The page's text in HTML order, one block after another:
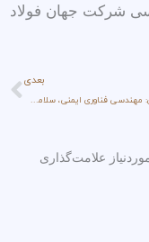
شرکت جهان فولاد
بعدی
رشته دانشگاهی: مهندسی فناوری ایمنی، سلامت و محیط زیست (HSE)
علامت‌گذاری